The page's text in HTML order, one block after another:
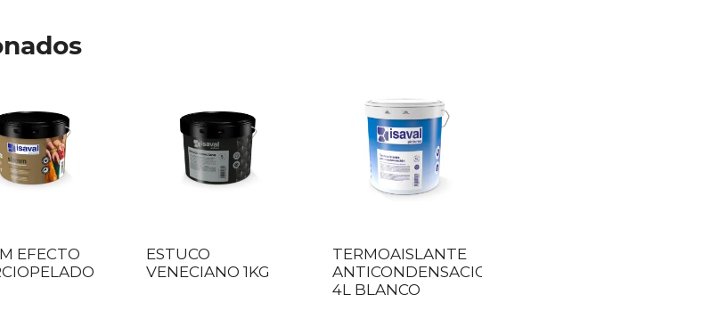
EFECTO
ESTUCO
VENECIANO 1KG
TERMOAISLANTE
ANTICONDENSACION
4L BLANCO